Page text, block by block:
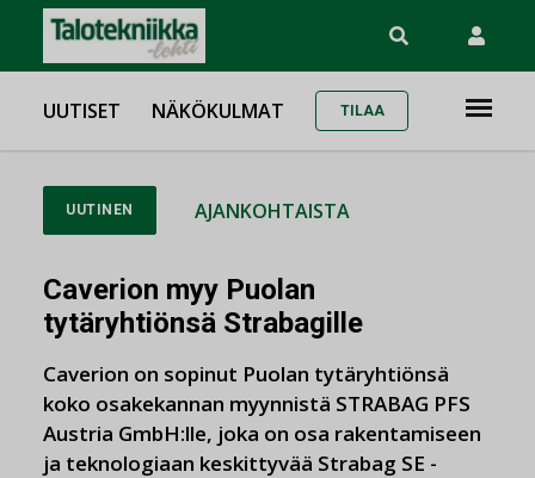
UUTISET NÄKÖKULMAT TILAA
UUTINEN AJANKOHTAISTA
Caverion myy Puolan
tytäryhtiönsä Strabagille
Caverion on sopinut Puolan tytäryhtiönsä
koko osakekannan myynnistä STRABAG PFS
Austria GmbH:lle, joka on osa rakentamiseen
ja teknologiaan keskittyvää Strabag SE -